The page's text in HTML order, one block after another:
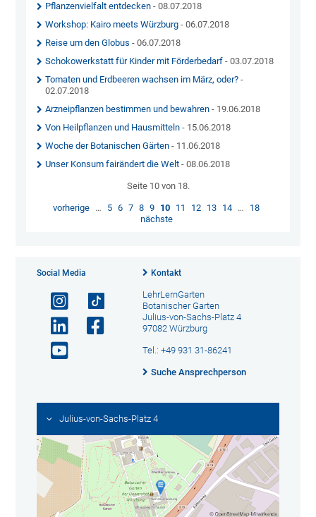
Pflanzenvielfalt entdecken - 08.07.2018
Workshop: Kairo meets Würzburg - 06.07.2018
Reise um den Globus - 06.07.2018
Schokowerkstatt für Kinder mit Förderbedarf - 03.07.2018
Tomaten und Erdbeeren wachsen im März, oder? -
02.07.2018
Arzneipflanzen bestimmen und bewahren - 19.06.2018
Von Heilpflanzen und Hausmitteln - 15.06.2018
Woche der Botanischen Gärten - 11.06.2018
Unser Konsum fairändert die Welt - 08.06.2018
Seite 10 von 18.
vorherige … 5 6 7 8 9 10 11 12 13 14 …
18
nächste
Social Media Kontakt
LehrLernGarten
Botanischer Garten
Julius-von-Sachs-Platz 4
97082 Würzburg
Tel.: +49 931 31-86241
Suche Ansprechperson
Julius-von-Sachs-Platz 4